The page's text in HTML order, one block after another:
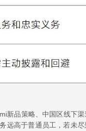
新品策略、中国区线下渠
远高于普通员工，若未尽